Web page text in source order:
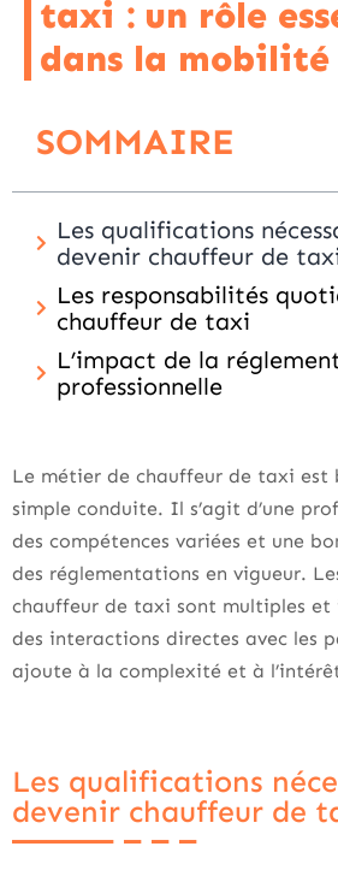
taxi : un rôle
dans la
SOMMAIRE
Les qualifications
devenir chauffeur de
Les responsabilités
chauffeur de taxi
L’impact de la
professionnelle
Le métier de chauffeur de taxi est
simple conduite. Il s’agit d’une
des compétences variées et une
des réglementations en vigueur.
chauffeur de taxi sont multiples et
des interactions directes avec les
ajoute à la complexité et à
Les qualifications
devenir chauffeur de